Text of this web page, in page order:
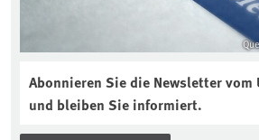
Abonnieren Sie die Newsletter vom
und bleiben Sie informiert.